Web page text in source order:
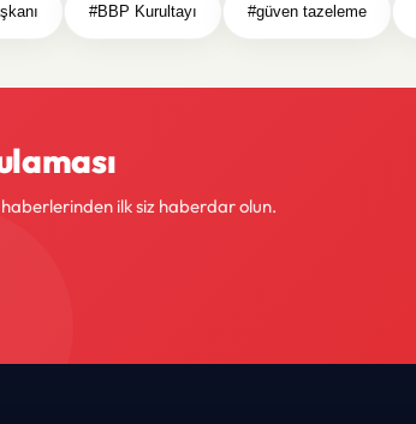
#BBP Kurultayı #güven tazeleme
ilk siz haberdar olun.